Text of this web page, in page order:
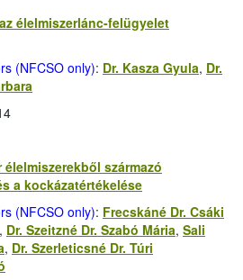
élelmiszerlánc-felügyelet
(NFCSO only): Dr. Kasza Gyula, Dr.
származó
a kockázatértékelése
(NFCSO only): Frecskáné Dr. Csáki
, Dr. Szeitzné Dr. Szabó Mária, Sali
, Dr. Szerleticsné Dr. Túri